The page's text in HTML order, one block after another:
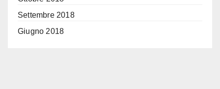
Settembre 2018
Giugno 2018